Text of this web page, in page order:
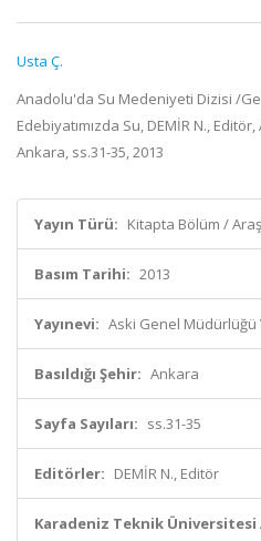
Usta Ç.
Anadolu'da Su Medeniyeti Dizisi /
Edebiyatımızda Su, DEMİR N.,
Ankara, ss.31-35, 2013
Yayın Türü: Kitapta Bölüm /
Basım Tarihi: 2013
Yayınevi: Aski Genel Müdürlüğü
Basıldığı Şehir: Ankara
Sayfa Sayıları: ss.31-35
Editörler: DEMİR N., Editör
Karadeniz Teknik Üniversitesi